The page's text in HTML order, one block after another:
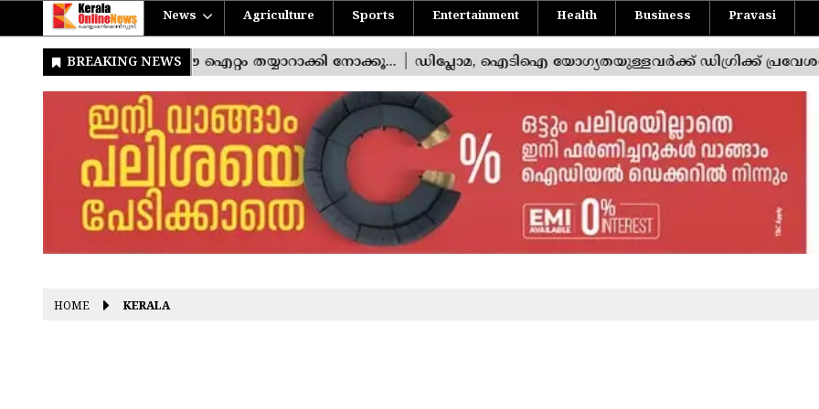
News Agriculture Sports Entertainment Health Business Pravasi
HOME KERALA